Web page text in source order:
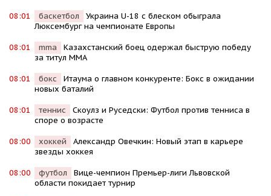
08:01 баскетбол
Украина U-18 с блеском обыграла
Люксембург на чемпионате Европы
08:01 mma
Казахстанский боец одержал быструю победу
за титул MMA
08:01 бокс
Итаума о главном конкуренте: Бокс в ожидании
новых баталий
08:01 теннис
Скоулз и Руседски: Футбол против тенниса в
споре о возрасте
08:00 хоккей
Александр Овечкин: Новый этап в карьере
звезды хоккея
08:00 футбол
Вице-чемпион Премьер-лиги Львовской
области покидает турнир